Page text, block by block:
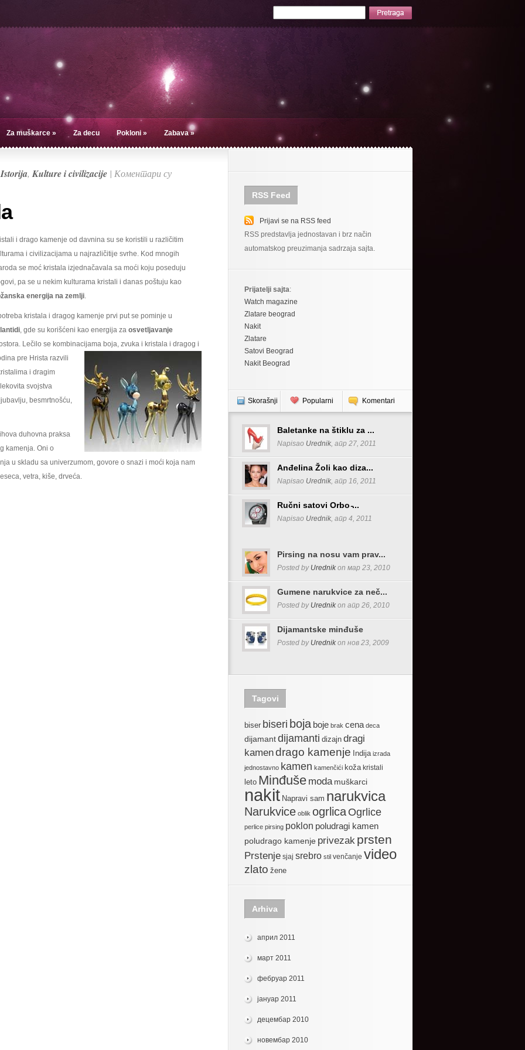
Za muškarce » Za decu Pokloni » Zabava»
Istorija, Kulture i civilizacije | Коментари су
i drago kamenje od davnina su se koristili u različitim
i civilizacijama u najrazličitije svrhe. Kod mnogih
se moć kristala izjednačavala sa moći koju poseduju
pa se u nekim kulturama kristali i danas poštuju kao
energija na zemlji.
kristala i dragog kamenje prvi put se pominje u
, gde su korišćeni kao energija za osvetljavanje
Lečilo se kombinacijama boja, zvuka i kristala i dragog i
pre Hrista razvili
i dragim
svojstva
besmrtnošću,
duhovna praksa
kamenja. Oni o
u skladu sa univerzumom, govore o snazi i moći koja nam
vetra, kiše, drveća.
RSS Feed
Prijavi se na RSS feed
RSS predstavlja jednostavan i brz način
automatskog preuzimanja sadrzaja sajta.
Prijatelji sajta:
Watch magazine
Zlatare beograd
Nakit
Zlatare
Satovi Beograd
Nakit Beograd
Skorašnji Popularni Komentari
Baletanke na štiklu za ...
Napisao Urednik, апр 27, 2011
Anđelina Žoli kao diza...
Napisao Urednik, апр 16, 2011
Ručni satovi Orbo ̵...
Napisao Urednik, апр 4, 2011
Pirsing na nosu vam prav...
Posted by Urednik on мар 23, 2010
Gumene narukvice za neč...
Posted by Urednik on апр 26, 2010
Dijamantske minđuše
Posted by Urednik on нов 23, 2009
Tagovi
biser biseri boja boje brak cena deca
dijamantdijamanti dizajn dragi
kamendrago kamenje Indija izrada
jednostavno kamen kamenčići koža kristali
leto Minđuše moda muškarci
nakit Napravi sam narukvica
Narukvice oblik ogrlicaOgrlice
perlice pirsing poklon poludragi kamen
poludrago kamenje privezak prsten
Prstenje sjaj srebro stil venčanje video
zlato žene
Arhiva
април 2011
март 2011
фебруар 2011
јануар 2011
децембар 2010
новембар 2010